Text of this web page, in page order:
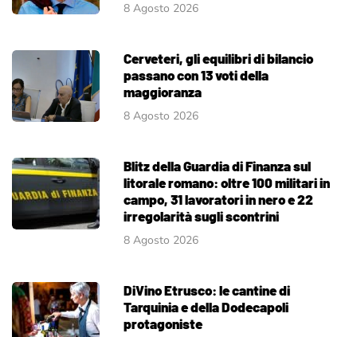
8 Agosto 2026
Cerveteri, gli equilibri di bilancio
passano con 13 voti della
maggioranza
8 Agosto 2026
Blitz della Guardia di Finanza sul
litorale romano: oltre 100 militari in
campo, 31 lavoratori in nero e 22
irregolarità sugli scontrini
8 Agosto 2026
DiVino Etrusco: le cantine di
Tarquinia e della Dodecapoli
protagoniste